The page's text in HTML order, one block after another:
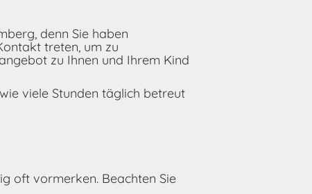
denn Sie haben
treten, um zu
zu Ihnen und Ihrem Kind
viele Stunden täglich betreut
oft vormerken. Beachten Sie